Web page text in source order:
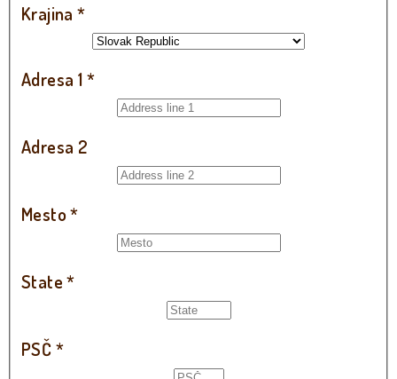
Krajina*
Adresa 1*
Adresa 2
Mesto*
State *
PSČ*